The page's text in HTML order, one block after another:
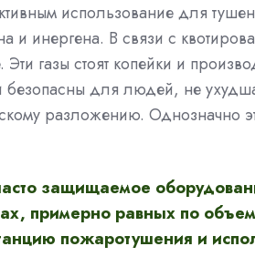
использование для
и инергена. В связи с
газы стоят копейки и
и безопасны для людей, не
разложению. Однозначно
защищаемое
примерно равных по
пожаротушения и